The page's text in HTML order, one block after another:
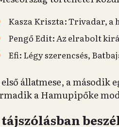
Kasza Kriszta: Trivadar,
Pengő Edit: Az elrabolt
Efi: Légy szerencsés,
állatmese, a második
a Hamupipőke